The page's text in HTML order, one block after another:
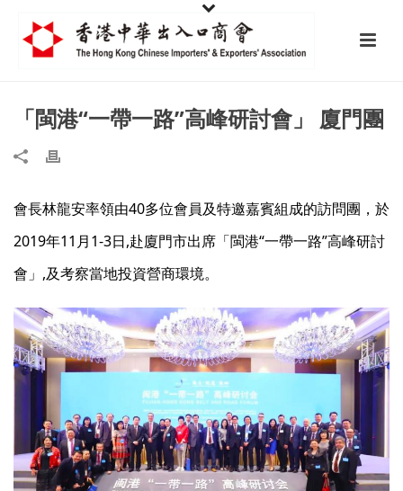
「閩港“一帶一路”高峰研討會」 廈門團
會長林龍安率領由40多位會員及特邀嘉賓組成的訪問團，於
2019年11月1-3日,赴廈門市出席「閩港“一帶一路”高峰研討
會」,及考察當地投資營商環境。